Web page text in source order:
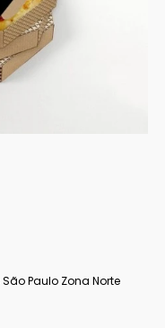
São Paulo Zona Norte